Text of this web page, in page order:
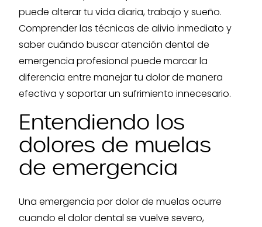
puede alterar tu vida diaria, trabajo y sueño.
Comprender las técnicas de alivio inmediato y
saber cuándo buscar atención dental de
emergencia profesional puede marcar la
diferencia entre manejar tu dolor de manera
efectiva y soportar un sufrimiento innecesario.
Entendiendo los
dolores de muelas
de emergencia
Una emergencia por dolor de muelas ocurre
cuando el dolor dental se vuelve severo,